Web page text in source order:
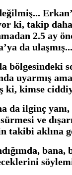
ki, takip daha
2.5 ay
da
bölgesindeki
uyarmış
ki, kimse
da ilginç
ve
takibi aklına